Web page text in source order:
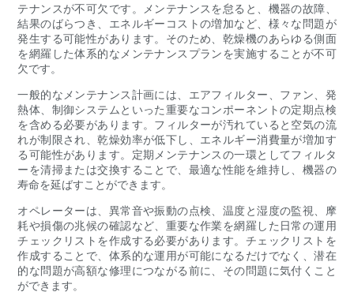
テナンスが不可欠です。メンテナンスを怠ると、機器の故障、
結果のばらつき、エネルギーコストの増加など、様々な問題が
発生する可能性があります。そのため、乾燥機のあらゆる側面
を網羅した体系的なメンテナンスプランを実施することが不可
欠です。
一般的なメンテナンス計画には、エアフィルター、ファン、発
熱体、制御システムといった重要なコンポーネントの定期点検
を含める必要があります。フィルターが汚れていると空気の流
れが制限され、乾燥効率が低下し、エネルギー消費量が増加す
る可能性があります。定期メンテナンスの一環としてフィルタ
ーを清掃または交換することで、最適な性能を維持し、機器の
寿命を延ばすことができます。
オペレーターは、異常音や振動の点検、温度と湿度の監視、摩
耗や損傷の兆候の確認など、重要な作業を網羅した日常の運用
チェックリストを作成する必要があります。チェックリストを
作成することで、体系的な運用が可能になるだけでなく、潜在
的な問題が高額な修理につながる前に、その問題に気付くこと
ができます。